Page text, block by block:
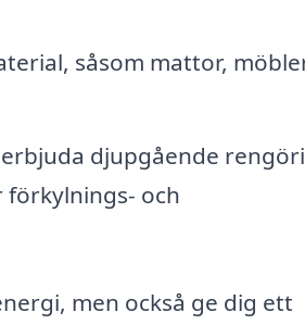
såsom mattor,
djupgående
och
men också ge dig ett